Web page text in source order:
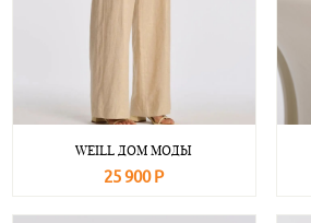
WEILL ДОМ МОДЫ
25 900 Р